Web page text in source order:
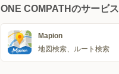
ONE COMPATHのサービス
Mapion
地図検索、ルート検索